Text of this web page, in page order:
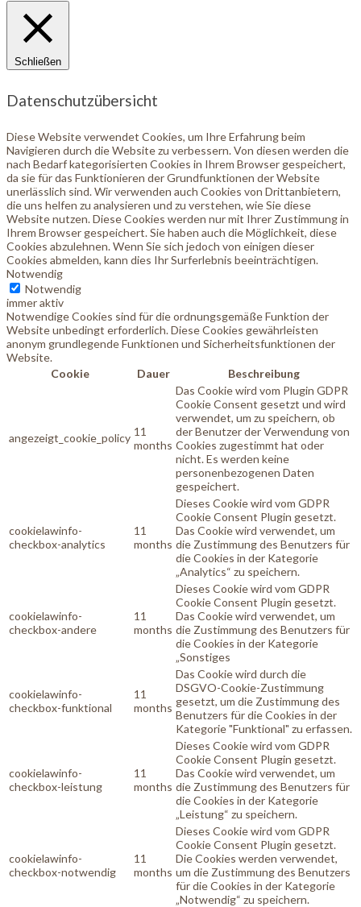
Schließen
Datenschutzübersicht
Diese Website verwendet Cookies, um Ihre Erfahrung beim
Navigieren durch die Website zu verbessern. Von diesen werden die
nach Bedarf kategorisierten Cookies in Ihrem Browser gespeichert,
da sie für das Funktionieren der Grundfunktionen der Website
unerlässlich sind. Wir verwenden auch Cookies von Drittanbietern,
die uns helfen zu analysieren und zu verstehen, wie Sie diese
Website nutzen. Diese Cookies werden nur mit Ihrer Zustimmung in
Ihrem Browser gespeichert. Sie haben auch die Möglichkeit, diese
Cookies abzulehnen. Wenn Sie sich jedoch von einigen dieser
Cookies abmelden, kann dies Ihr Surferlebnis beeinträchtigen.
Notwendig
Notwendig
immer aktiv
Notwendige Cookies sind für die ordnungsgemäße Funktion der
Website unbedingt erforderlich. Diese Cookies gewährleisten
anonym grundlegende Funktionen und Sicherheitsfunktionen der
Website.
Cookie
Dauer Beschreibung
angezeigt_cookie_policy 11
months
Das Cookie wird vom Plugin GDPR
Cookie Consent gesetzt und wird
verwendet, um zu speichern, ob
der Benutzer der Verwendung von
Cookies zugestimmt hat oder
nicht. Es werden keine
personenbezogenen Daten
gespeichert.
cookielawinfo-
checkbox-analytics
11
months
Dieses Cookie wird vom GDPR
Cookie Consent Plugin gesetzt.
Das Cookie wird verwendet, um
die Zustimmung des Benutzers für
die Cookies in der Kategorie
„Analytics“ zu speichern.
cookielawinfo-
checkbox-andere
11
months
Dieses Cookie wird vom GDPR
Cookie Consent Plugin gesetzt.
Das Cookie wird verwendet, um
die Zustimmung des Benutzers für
die Cookies in der Kategorie
„Sonstiges
cookielawinfo-
checkbox-funktional
11
months
Das Cookie wird durch die
DSGVO-Cookie-Zustimmung
gesetzt, um die Zustimmung des
Benutzers für die Cookies in der
Kategorie "Funktional" zu erfassen.
cookielawinfo-
checkbox-leistung
11
months
Dieses Cookie wird vom GDPR
Cookie Consent Plugin gesetzt.
Das Cookie wird verwendet, um
die Zustimmung des Benutzers für
die Cookies in der Kategorie
„Leistung“ zu speichern.
cookielawinfo-
checkbox-notwendig
11
months
Dieses Cookie wird vom GDPR
Cookie Consent Plugin gesetzt.
Die Cookies werden verwendet,
um die Zustimmung des Benutzers
für die Cookies in der Kategorie
„Notwendig“ zu speichern.